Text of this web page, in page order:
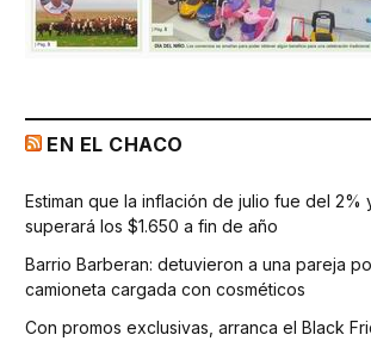
EN EL CHACO
Estiman que la inflación de julio fue del 2%
superará los $1.650 a fin de año
Barrio Barberan: detuvieron a una pareja
camioneta cargada con cosméticos
Con promos exclusivas, arranca el Black